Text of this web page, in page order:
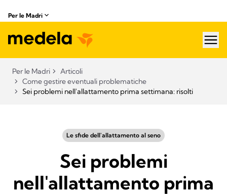
Per le Madri
Per le Madri
Articoli
Come gestire eventuali problematiche
Sei problemi nell'allattamento prima settimana: risolti
Le sfide dell'allattamento al seno
Sei problemi
nell'allattamento prima